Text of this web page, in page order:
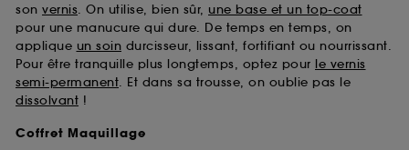
son vernis. On utilise, bien sûr, une base et un top-coat
pour une manucure qui dure. De temps en temps, on
applique un soin durcisseur, lissant, fortifiant ou nourrissant.
Pour être tranquille plus longtemps, optez pour le vernis
semi-permanent. Et dans sa trousse, on oublie pas le
dissolvant !
Coffret Maquillage